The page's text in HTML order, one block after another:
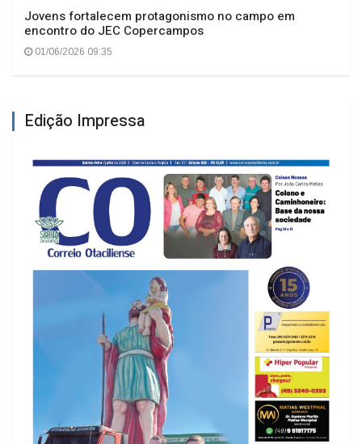
Jovens fortalecem protagonismo no campo em
encontro do JEC Copercampos
01/06/2026 09:35
Edição Impressa